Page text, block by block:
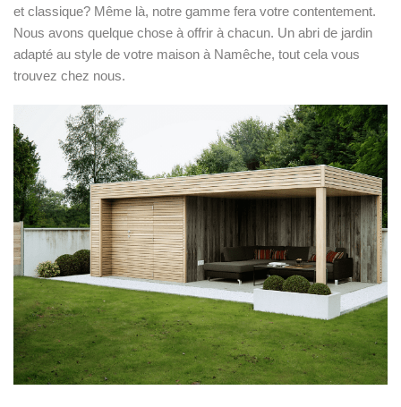
et classique? Même là, notre gamme fera votre contentement.
Nous avons quelque chose à offrir à chacun. Un abri de jardin
adapté au style de votre maison à Namêche, tout cela vous
trouvez chez nous.